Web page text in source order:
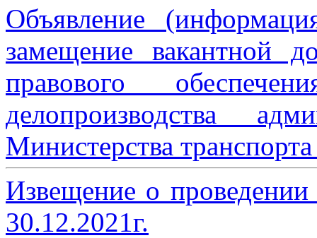
Объявление
замещение вакантной
правового
делопроизводства
Министерства
Извещение о
30.12.2021г.